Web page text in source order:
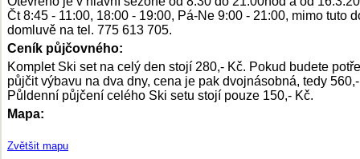
Čt 8:45 - 11:00, 18:00 - 19:00, Pá-Ne 9:00 - 21:00, mimo tuto
domluvě na tel. 775 613 705.
Ceník půjčovného:
Komplet Ski set na celý den stojí 280,- Kč. Pokud budete
půjčit výbavu na dva dny, cena je pak dvojnásobná, tedy
Půldenní půjčení celého Ski setu stojí pouze 150,- Kč.
Mapa:
Zvětšit mapu